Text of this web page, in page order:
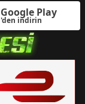
Google Play
'den indirin